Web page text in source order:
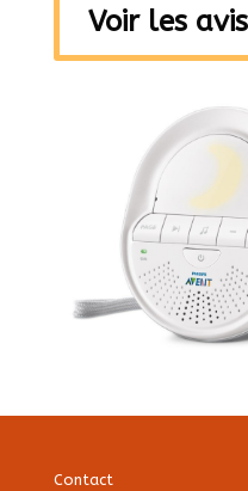
Voir les
Contact